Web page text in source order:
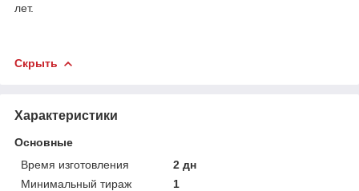
лет.
Скрыть
Характеристики
Основные
Время изготовления
2 дн
Минимальный тираж
1